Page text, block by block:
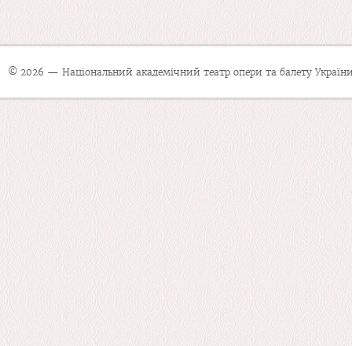
© 2026 — Національний академічний театр опери та балету